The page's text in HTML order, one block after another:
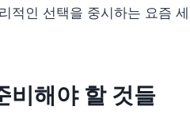
적인 선택을 중시하는 요즘 세
비해야 할 것들